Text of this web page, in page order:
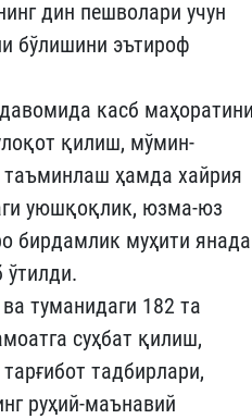
дин пешволари учун
бўлишини эътироф
касб
қилиш, мўмин-
ҳамда хайрия
уюшқоқлик, юзма-юз
бирдамлик муҳити янада
туманидаги 182 та
суҳбат қилиш,
тадбирлари,
руҳий-маънавий